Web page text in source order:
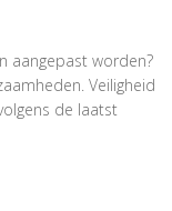
aangepast worden?
Veiligheid
de laatst